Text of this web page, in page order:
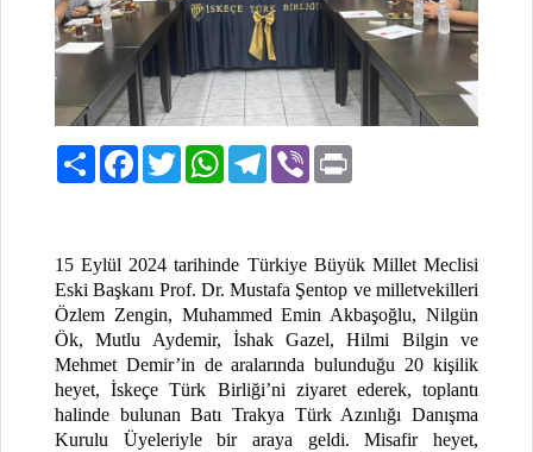
PaylaşFacebook
TwitterWhatsAppTelegram
Viber
15 Eylül 2024 tarihinde Türkiye Büyük Millet Meclisi
Eski Başkanı Prof. Dr. Mustafa Şentop ve milletvekilleri
Özlem Zengin, Muhammed Emin Akbaşoğlu, Nilgün
Ök, Mutlu Aydemir, İshak Gazel, Hilmi Bilgin ve
Mehmet Demir’in de aralarında bulunduğu 20 kişilik
heyet, İskeçe Türk Birliği’ni ziyaret ederek, toplantı
halinde bulunan Batı Trakya Türk Azınlığı Danışma
Kurulu Üyeleriyle bir araya geldi. Misafir heyet,